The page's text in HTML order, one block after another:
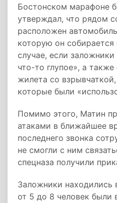
Бостонском марафоне
утверждал, что рядом
расположен
которую он собирается
случае, если
что-то глупое», а
жилета со
которые были
Помимо этого, Матин
атаками в ближайшее
последнего звонка
не смогли с ним
спецназа получили
Заложники находились
от 5 до 8 человек были